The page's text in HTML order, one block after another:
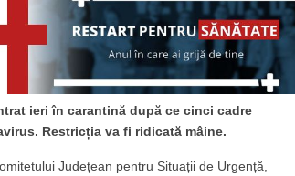
ieri în carantină după ce cinci cadre
Restricția va fi ridicată mâine.
Județean pentru Situații de Urgență,